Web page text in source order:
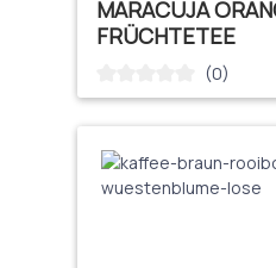
MARACUJA
FRÜCHTETEE
Durchschnittliche
(0)